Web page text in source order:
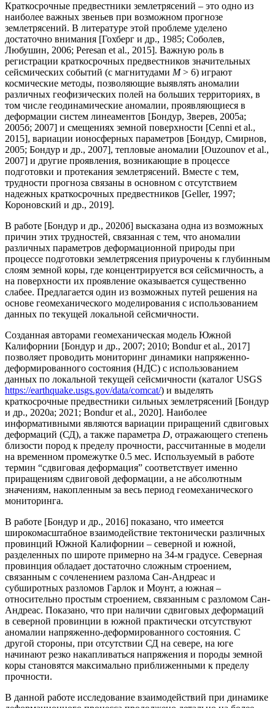
Краткосрочные предвестники землетрясений – это одно из
наиболее важных звеньев при возможном прогнозе
землетрясений. В литературе этой проблеме уделено
достаточно внимания [Гохберг и др., 1985; Соболев,
Любушин, 2006; Peresan et al., 2015]. Важную роль в
регистрации краткосрочных предвестников значительных
сейсмических событий (с магнитудами М> 6) играют
космические методы, позволяющие выявлять аномалии
различных геофизических полей на больших территориях, в
том числе геодинамические аномалии, проявляющиеся в
деформации систем линеаментов [Бондур, Зверев, 2005а;
2005б; 2007] и смещениях земной поверхности [Cenni et al.,
2015], вариации ионосферных параметров [Бондур, Смирнов,
2005; Бондур и др., 2007], тепловые аномалии [Ouzounov et al.,
2007] и другие проявления, возникающие в процессе
подготовки и протекания землетрясений. Вместе с тем,
трудности прогноза связаны в основном с отсутствием
надежных краткосрочных предвестников [Geller, 1997;
Короновский и др., 2019].
В работе [Бондур и др., 2020б] высказана одна из возможных
причин этих трудностей, связанная с тем, что аномалии
различных параметров деформационной природы при
процессе подготовки землетрясения приурочены к глубинным
слоям земной коры, где концентрируется вся сейсмичность, а
на поверхности их проявление оказывается существенно
слабее. Предлагается один из возможных путей решения на
основе геомеханического моделирования с использованием
данных по текущей локальной сейсмичности.
Созданная авторами геомеханическая модель Южной
Калифорнии [Бондур и др., 2007; 2010; Bondur et al., 2017]
позволяет проводить мониторинг динамики напряженно-
деформированного состояния (НДС) с использованием
данных по локальной текущей сейсмичности (каталог USGS
https://earthquake.usgs.gov/data/comcat/) и выделять
краткосрочные предвестники сильных землетрясений [Бондур
и др., 2020а; 2021; Bondur et al., 2020]. Наиболее
информативными являются вариации приращений сдвиговых
деформаций (СД), а также параметра D, отражающего степень
близости пород к пределу прочности, рассчитанные в модели
на временном промежутке 0.5 мес. Используемый в работе
термин “сдвиговая деформация” соответствует именно
приращениям сдвиговой деформации, а не абсолютным
значениям, накопленным за весь период геомеханического
мониторинга.
В работе [Бондур и др., 2016] показано, что имеется
широкомасштабное взаимодействие тектонически различных
провинций Южной Калифорнии – северной и южной,
разделенных по широте примерно на 34-м градусе. Северная
провинция обладает достаточно сложным строением,
связанным с сочленением разлома Сан-Андреас и
субширотных разломов Гарлок и Моунт, а южная –
относительно простым строением, связанным с разломом Сан-
Андреас. Показано, что при наличии сдвиговых деформаций
в северной провинции в южной практически отсутствуют
аномалии напряженно-деформированного состояния. С
другой стороны, при отсутствии СД на севере, на юге
начинают резко накапливаться напряжения и породы земной
коры становятся максимально приближенными к пределу
прочности.
В данной работе исследование взаимодействий при динамике